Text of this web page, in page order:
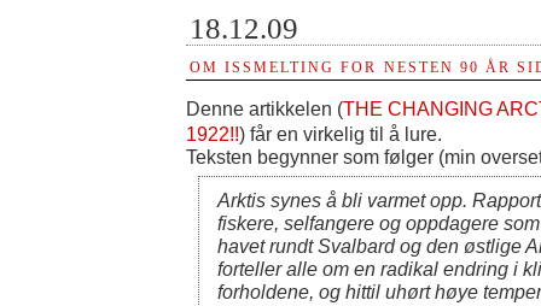
18.12.09
OM ISSMELTING FOR NESTEN 90 ÅR
Denne artikkelen (THE CHANGING
1922!!) får en virkelig til å lure.
Teksten begynner som følger (min
Arktis synes å bli varmet opp.
fiskere, selfangere og oppdagere
havet rundt Svalbard og den østlige
forteller alle om en radikal endring i
forholdene, og hittil uhørt høye